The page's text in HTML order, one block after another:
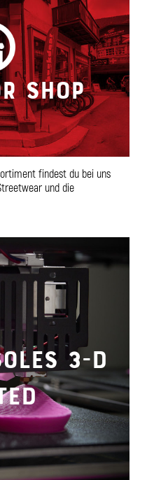
Shop
findest du bei uns
und die
3-D